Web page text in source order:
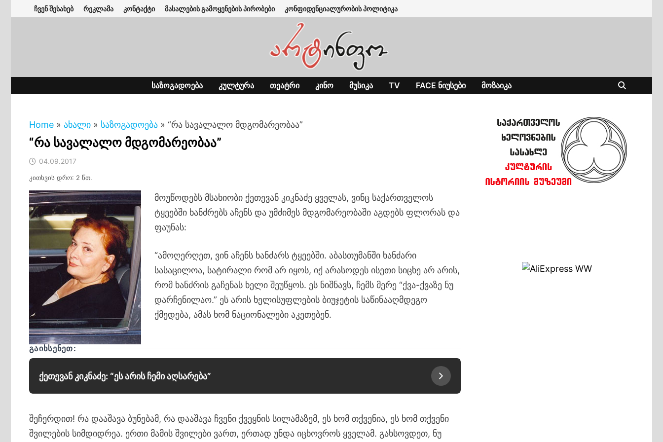
to
ჩვენ შესახებ რეკლამა კონტაქტი მასალების გამოყენების პირობები კონფიდენციალურობის პოლიტიკა
ᲡᲐᲖᲝᲒᲐᲓᲝᲔᲑᲐ ᲙᲣᲚᲢᲣᲠᲐ ᲗᲔᲐᲢᲠᲘ ᲙᲘᲜᲝ ᲛᲣᲡᲘᲙᲐ TV FACE ᲜᲘᲣᲡᲔᲑᲘ ᲛᲝᲖᲐᲘᲙᲐ
Home » ახალი » საზოგადოება » “რა სავალალო მდგომარეობაა”
“რა სავალალო მდგომარეობაა”
04.09.2017
კითხვის დრო: 2 წთ.
მოუწოდებს მსახიობი ქეთევან კიკნაძე ყველას, ვინც საქართველოს
ტყეებში ხანძრებს აჩენს და უმძიმეს მდგომარეობაში აგდებს ფლორას და
ფაუნას:
“ამოღერღეთ, ვინ აჩენს ხანძარს ტყეებში. აბასთუმანში ხანძარი
სასაცილოა, სატირალი რომ არ იყოს, იქ არასოდეს ისეთი სიცხე არ არის,
რომ ხანძრის გაჩენას ხელი შეუწყოს. ეს ნიშნავს, ჩემს მერე “ქვა-ქვაზე ნუ
დარჩენილაო.” ეს არის ხელისუფლების ბიუჯეტის საწინააღმდეგო
ქმედება, ამას ხომ ნაციონალები აკეთებენ.
ᲒᲐᲘᲮᲡᲔᲜᲔᲗ:
ქეთევან კიკნაძე: “ეს არის ჩემი აღსარება”
შეჩერდით! რა დააშავა ბუნებამ, რა დააშავა ჩვენი ქვეყნის სილამაზემ, ეს ხომ თქვენია, ეს ხომ თქვენი
შვილების სიმდიდრეა. ერთი მამის შვილები ვართ, ერთად უნდა იცხოვროს ყველამ. გახსოვდეთ, ნუ